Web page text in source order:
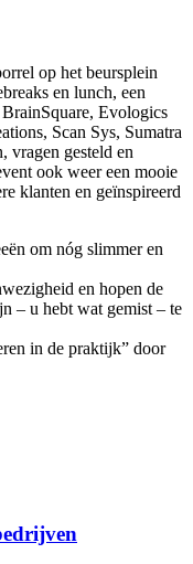
op het beursplein
en lunch, een
Evologics
Scan Sys, Sumatra
vragen gesteld en
ook weer een mooie
klanten en geïnspireerd
om nóg slimmer en
en hopen de
– u hebt wat gemist – te